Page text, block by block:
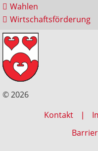
Wahlen
Wirtschaftsförderung
© 2026
Kontakt